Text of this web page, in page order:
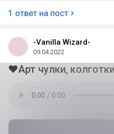
1 ответ на пост
-Vanilla Wizard-
09.04.2022
❤Арт чулки,